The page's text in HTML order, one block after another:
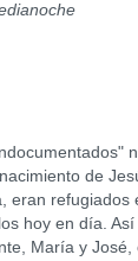
de
eran refugiados
hoy en día. Así
María y José,